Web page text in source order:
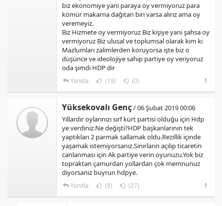
biz ekonomiye yani paraya oy vermiyoruz para
kömür makarna dağıtan biri varsa alırız ama oy
veremeyiz.
Biz Hizmete oy vermiyoruz Biz kişiye yani şahsa oy
vermiyoruz Biz ulusal ve toplumsal olarak kim ki
Mazlumları zalimlerden koruyorsa işte biz o
düşünce ve ideolojiye sahip partiye oy veriyoruz
oda şimdi HDP dir
Yanıtla (19) (0)
Yüksekovalı Genç/ 06 Şubat 2019 00:06
Yıllardır oylarınızı sırf kürt partisi olduğu için Hdp
ye verdiniz.Ne değişti?HDP başkanlarının tek
yaptıkları 2 parmak sallamak oldu.Rezillik içinde
yaşamak istemiyorsanız.Sınırların açılıp ticaretin
canlanması için Ak partiye verin oyunuzu.Yok biz
topraktan çamurdan yollardan çok memnunuz
diyorsanız buyrun hdpye.
Yanıtla (8) (27)